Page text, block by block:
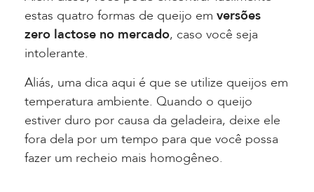
estas quatro formas de queijo em versões
zero lactose no mercado, caso você seja
intolerante.
Aliás, uma dica aqui é que se utilize queijos em
temperatura ambiente. Quando o queijo
estiver duro por causa da geladeira, deixe ele
fora dela por um tempo para que você possa
fazer um recheio mais homogêneo.